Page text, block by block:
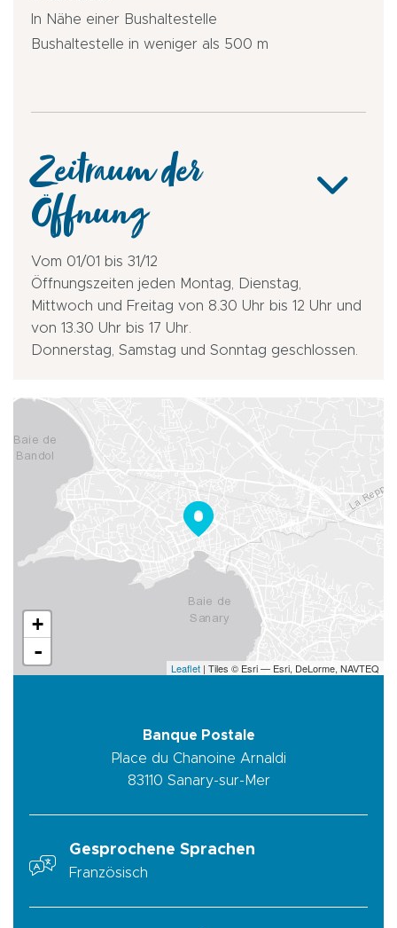
In Nähe einer Bushaltestelle
Bushaltestelle in weniger als 500 m
Zeitraum der
Öffnung
Vom 01/01 bis 31/12
Öffnungszeiten jeden Montag, Dienstag,
Mittwoch und Freitag von 8.30 Uhr bis 12 Uhr und
von 13.30 Uhr bis 17 Uhr.
Donnerstag, Samstag und Sonntag geschlossen.
+
-
Leaflet | Tiles © Esri — Esri, DeLorme, NAVTEQ
Banque Postale
Place du Chanoine Arnaldi
83110 Sanary-sur-Mer
Gesprochene Sprachen
Französisch